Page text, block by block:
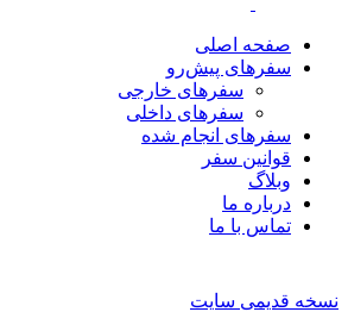
صفحه اصلی
سفر‌های پیش‌رو
سفرهای خارجی
سفرهای داخلی
سفر‌های انجام شده
قوانین سفر
وبلاگ
درباره ما
تماس با ما
نسخه قدیمی سایت